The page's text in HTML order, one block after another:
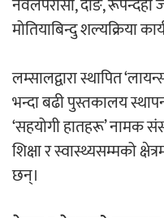
नवलपरासी, दाङ, रूपन्देही
मोतियाबिन्दु शल्यक्रिया
लम्सालद्वारा स्थापित
भन्दा बढी पुस्तकालय
‘सहयोगी हातहरू’ नामक
शिक्षा र स्वास्थ्यसम्मको
छन्।